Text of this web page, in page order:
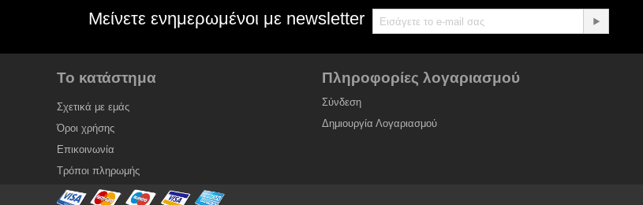
Μείνετε ενημερωμένοι με newsletter
Το κατάστημα
Σχετικά με εμάς
Όροι χρήσης
Επικοινωνία
Τρόποι πληρωμής
Πληροφορίες λογαριασμού
Σύνδεση
Δημιουργία Λογαριασμού